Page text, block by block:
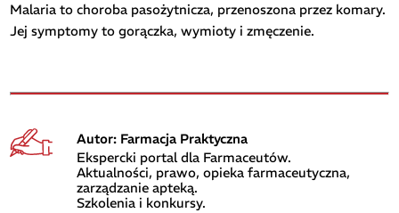
Malaria to choroba pasożytnicza, przenoszona przez komary.
Jej symptomy to gorączka, wymioty i zmęczenie.
Autor: Farmacja Praktyczna
Ekspercki portal dla Farmaceutów.
Aktualności, prawo, opieka farmaceutyczna,
zarządzanie apteką.
Szkolenia i konkursy.